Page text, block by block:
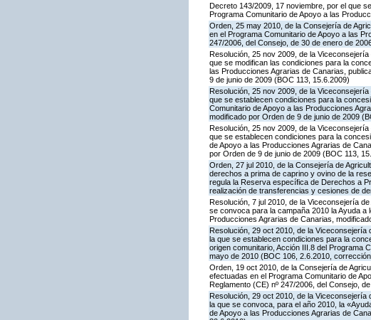
Decreto 143/2009, 17 noviembre, por el que
Programa Comunitario de Apoyo a las
Orden, 25 may 2010, de la Consejería de
en el Programa Comunitario de Apoyo a las
247/2006, del Consejo, de 30 de enero de
Resolución, 25 nov 2009, de la
que se modifican las condiciones para la
las Producciones Agrarias de Canarias,
9 de junio de 2009 (BOC 113, 15.6.2009)
Resolución, 25 nov 2009, de la
que se establecen condiciones para la
Comunitario de Apoyo a las Producciones
modificado por Orden de 9 de junio de 2009
Resolución, 25 nov 2009, de la
que se establecen condiciones para la
de Apoyo a las Producciones Agrarias de
por Orden de 9 de junio de 2009 (BOC 113,
Orden, 27 jul 2010, de la Consejería de
derechos a prima de caprino y ovino de la
regula la Reserva específica de Derechos a
realización de transferencias y cesiones de
Resolución, 7 jul 2010, de la Viceconsejería
se convoca para la campaña 2010 la Ayuda
Producciones Agrarias de Canarias,
Resolución, 29 oct 2010, de la
la que se establecen condiciones para la
origen comunitario, Acción III.8 del Programa
mayo de 2010 (BOC 106, 2.6.2010,
Orden, 19 oct 2010, de la Consejería de
efectuadas en el Programa Comunitario de
Reglamento (CE) nº 247/2006, del Consejo,
Resolución, 29 oct 2010, de la
la que se convoca, para el año 2010, la
de Apoyo a las Producciones Agrarias de